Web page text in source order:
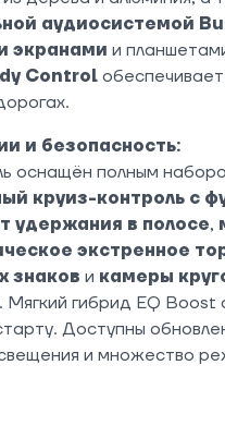
аудиосистемой
экранами и
Control
и безопасность:
оснащён полным
круиз-контроль с
удержания в полосе,
экстренное
знаков и камеры
Мягкий гибрид EQ
Доступны
и множество